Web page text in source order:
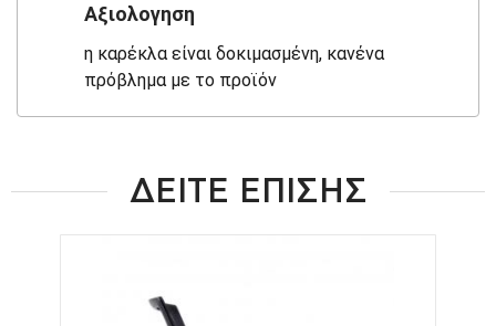
Αξιολογηση
η καρέκλα είναι δοκιμασμένη, κανένα
πρόβλημα με το προϊόν
ΔΕΙΤΕ ΕΠΙΣΗΣ